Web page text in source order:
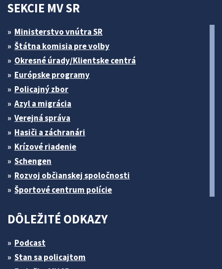
SEKCIE MV SR
Ministerstvo vnútra SR
Štátna komisia pre volby
Okresné úrady/Klientske centrá
Európske programy
Policajný zbor
Azyl a migrácia
Verejná správa
Hasiči a záchranári
Krízové riadenie
Schengen
Rozvoj občianskej spoločnosti
Športové centrum polície
DÔLEŽITÉ ODKAZY
Podcast
Stan sa policajtom